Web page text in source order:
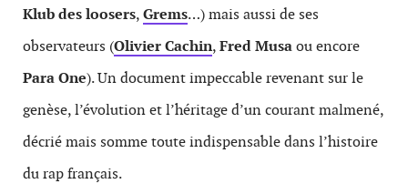
Klub des loosers,Grems…) mais aussi de ses
observateurs (Olivier Cachin,Fred Musaou encore
Para One). Un document impeccable revenant sur le
genèse, l’évolution et l’héritage d’un courant malmené,
décrié mais somme toute indispensable dans l’histoire
du rap français.